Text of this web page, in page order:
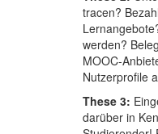
tracen?
werden?
MOOC-
Nutzerprofile
These 3:
darüber in